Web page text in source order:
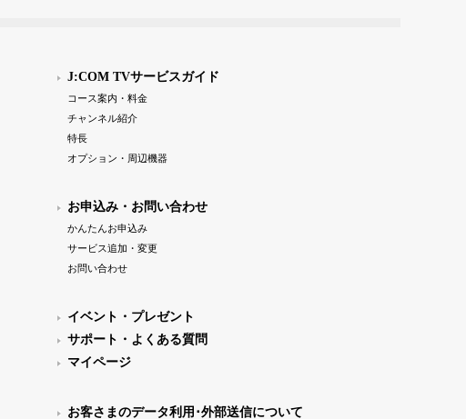
J:COM TVサービスガイド
コース案内・料金
チャンネル紹介
特長
オプション・周辺機器
お申込み・お問い合わせ
かんたんお申込み
サービス追加・変更
お問い合わせ
イベント・プレゼント
サポート・よくある質問
マイページ
お客さまのデータ利用･外部送信について